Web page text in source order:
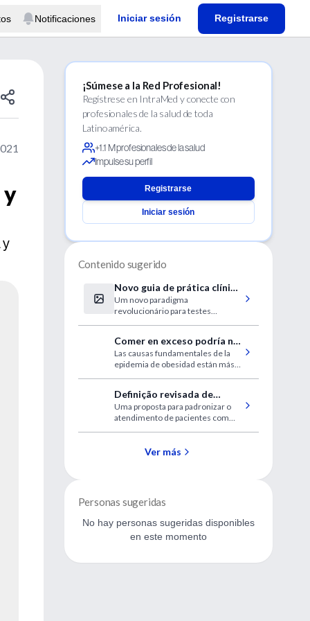
Notificaciones Iniciar sesión Registrarse
y
y
¡Súmese a la Red Profesional!
Regístrese en IntraMed y conecte con
profesionales de la salud de toda
Latinoamérica.
+1.1 M profesionales de la salud
Impulse su perfil
Registrarse
Iniciar sesión
Contenido sugerido
Novo guia de prática clínica
para dor precordial
Um novo paradigma
revolucionário para testes
Comer en exceso podría no
ser la causa principal de la
obesidad
Las causas fundamentales de la
epidemia de obesidad están más
Definição revisada de
classificação de gravidade e
exacerbação da DPOC
Uma proposta para padronizar o
atendimento de pacientes com
Ver más
Personas sugeridas
No hay personas sugeridas disponibles
en este momento